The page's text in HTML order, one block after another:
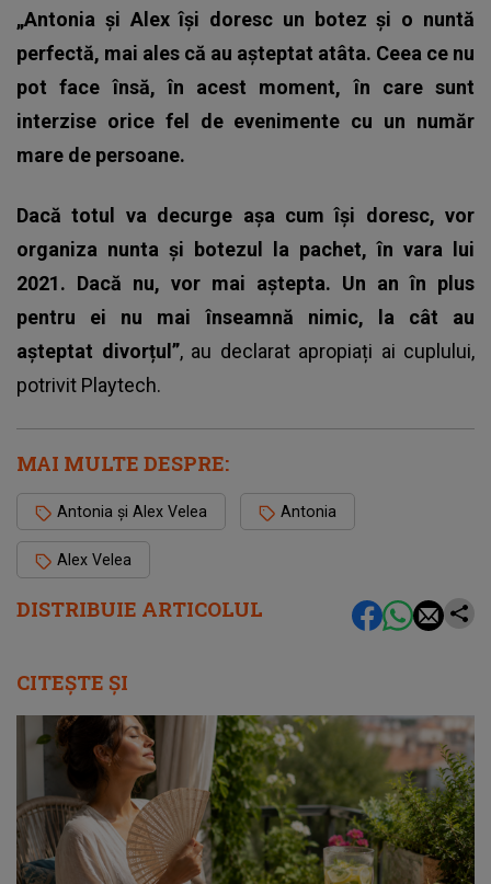
DISTRIBUIE ARTICOLUL
„Antonia și Alex își doresc un botez și o nuntă
perfectă, mai ales că au așteptat atâta. Ceea ce nu
pot face însă, în acest moment, în care sunt
interzise orice fel de evenimente cu un număr
mare de persoane.
Dacă totul va decurge așa cum își doresc, vor
organiza nunta și botezul la pachet, în vara lui
2021. Dacă nu, vor mai aștepta. Un an în plus
pentru ei nu mai înseamnă nimic, la cât au
așteptat divorțul”, au declarat apropiați ai cuplului,
potrivit Playtech.
MAI MULTE DESPRE:
Antonia și Alex Velea Antonia
Alex Velea
CITEȘTE ȘI